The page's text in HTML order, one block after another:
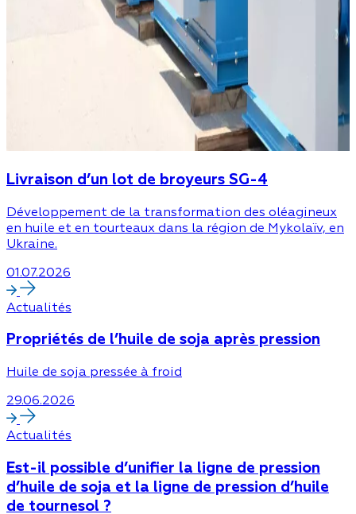
Livraison d’un lot de broyeurs SG-4
Développement de la transformation des oléagineux
en huile et en tourteaux dans la région de Mykolaïv, en
Ukraine.
01.07.2026
Actualités
Propriétés de l’huile de soja après pression
Huile de soja pressée à froid
29.06.2026
Actualités
Est-il possible d’unifier la ligne de pression
d’huile de soja et la ligne de pression d’huile
de tournesol ?